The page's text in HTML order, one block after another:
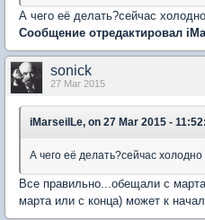
А чего её делать?сейчас
Сообщение отредактировал
sonick
27 Mar 2015
iMarseilLe, on 27 Mar 2015 - 11:52:
А чего её делать?сейчас
Все правильно...обещали с
марта или с конца) может к